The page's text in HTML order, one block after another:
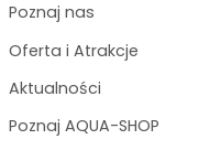
Poznaj nas
Oferta i Atrakcje
Aktualności
Poznaj AQUA-SHOP